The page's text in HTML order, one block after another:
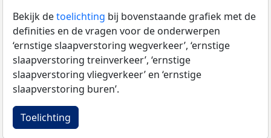
Bekijk detoelichting bij bovenstaande grafiek met de
definities en de vragen voor de onderwerpen
‘ernstige slaapverstoring wegverkeer’, ‘ernstige
slaapverstoring treinverkeer’, ‘ernstige
slaapverstoring vliegverkeer’ en ‘ernstige
slaapverstoring buren’.
Toelichting